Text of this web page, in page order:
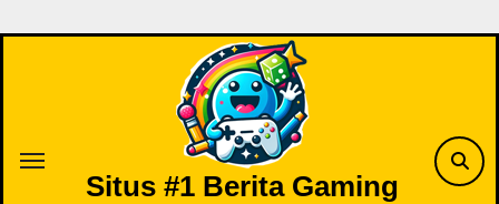
Situs #1 Berita Gaming